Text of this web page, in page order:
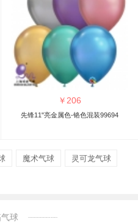
￥206
先锋11"亮金属色-铬色混装99694
魔术气球 灵可龙气球
球